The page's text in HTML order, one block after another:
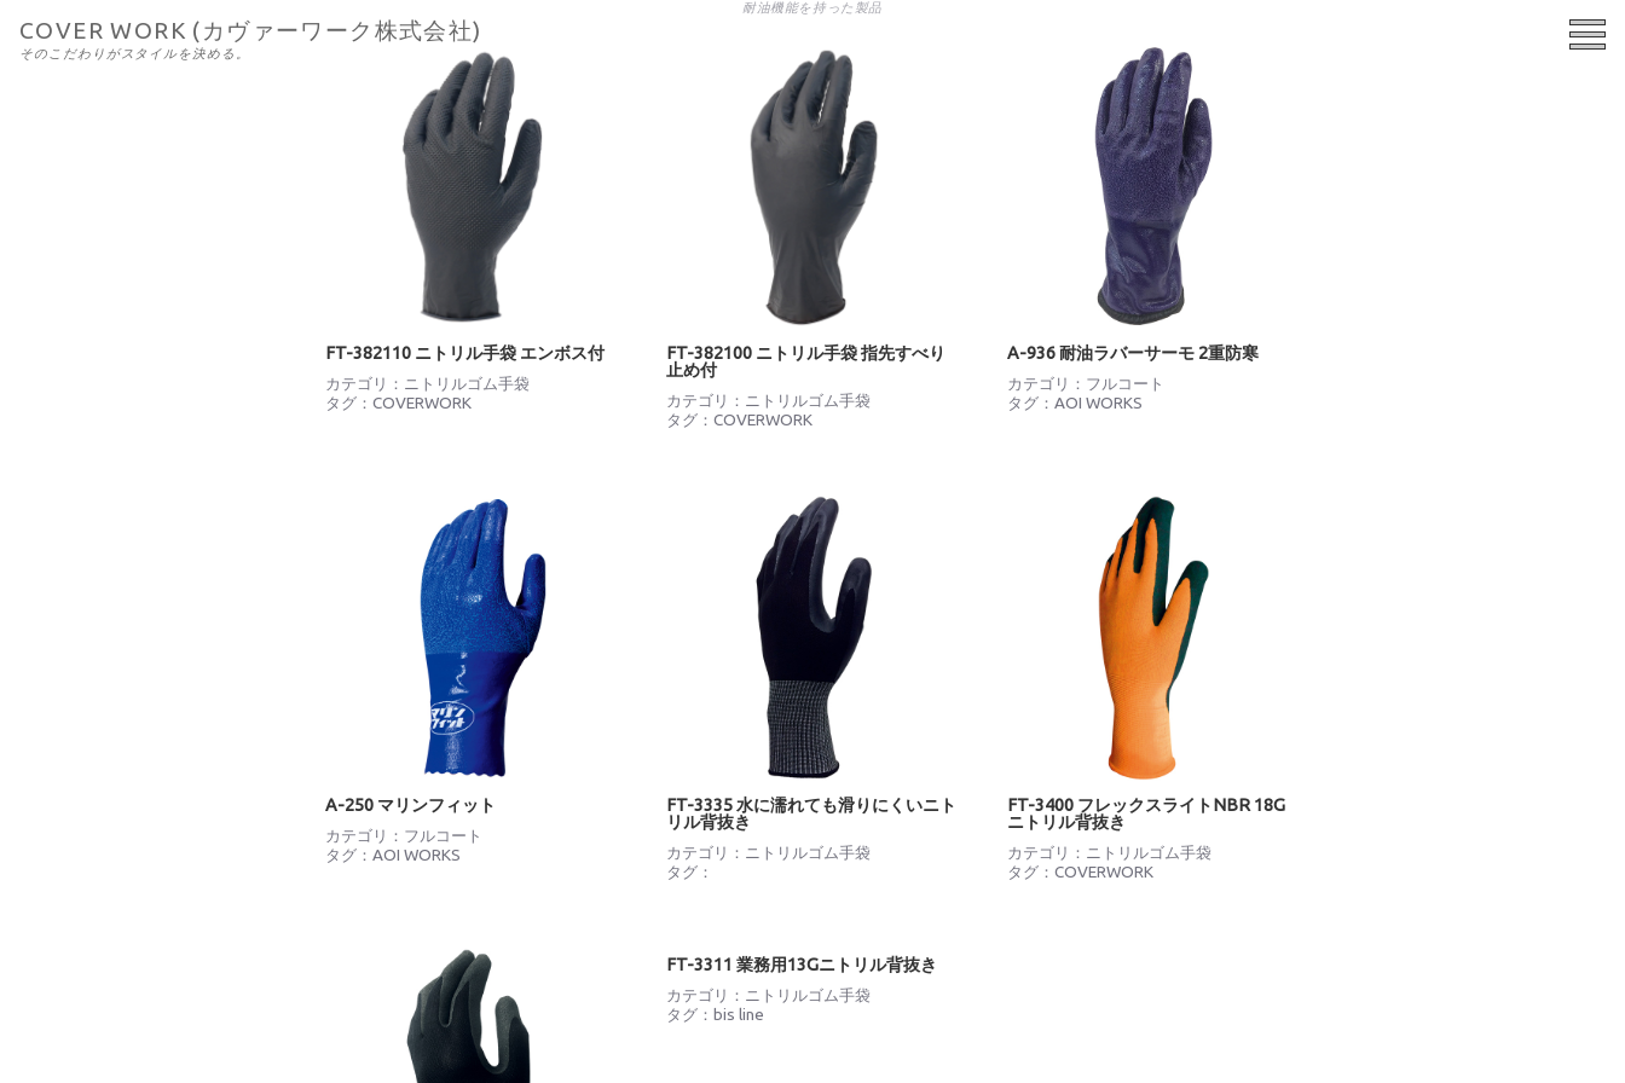
COVER WORK (カヴァーワーク株式会社)
そのこだわりがスタイルを決める。
耐油機能を持った製品
FT-382110 ニトリル手袋 エンボス付
カテゴリ： ニトリルゴム手袋
タグ： COVERWORK
FT-382100 ニトリル手袋 指先すべり
止め付
カテゴリ： ニトリルゴム手袋
タグ：COVERWORK
A-936 耐油ラバーサーモ 2重防寒
カテゴリ： フルコート
タグ：AOI WORKS
A-250 マリンフィット
カテゴリ： フルコート
タグ： AOI WORKS
FT-3335 水に濡れても滑りにくいニト
リル背抜き
カテゴリ： ニトリルゴム手袋
タグ：
FT-3400 フレックスライトNBR 18G
ニトリル背抜き
カテゴリ： ニトリルゴム手袋
タグ：COVERWORK
FT-3311 業務用13Gニトリル背抜き
カテゴリ： ニトリルゴム手袋
タグ：bis line